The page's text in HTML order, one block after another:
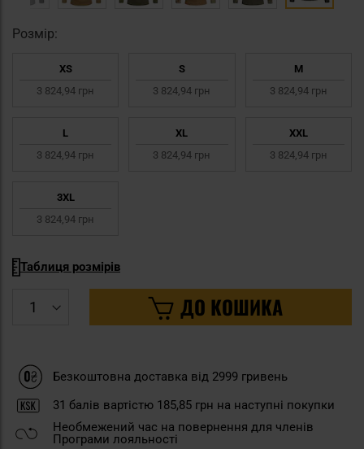
Pозмір:
XS
3 824,94 грн
S
3 824,94 грн
M
3 824,94 грн
L
3 824,94 грн
XL
3 824,94 грн
XXL
3 824,94 грн
3XL
3 824,94 грн
Таблиця розмірів
ДО КОШИКА
Безкоштовна доставка від 2999 гривень
31 балів вартістю 185,85 грн на наступні покупки
Необмежений час на повернення для членів
Програми лояльності